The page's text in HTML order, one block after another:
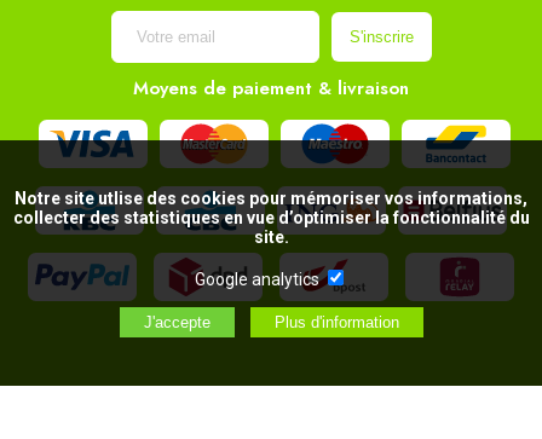
Moyens de paiement & livraison
Notre site utlise des cookies pour mémoriser vos informations,
collecter des statistiques en vue d’optimiser la fonctionnalité du
site.
Google analytics